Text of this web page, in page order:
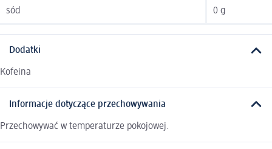
sód 0 g
Dodatki
Kofeina
Informacje dotyczące przechowywania
Przechowywać w temperaturze pokojowej.